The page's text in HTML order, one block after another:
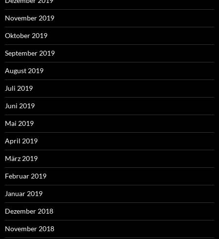
November 2019
Oktober 2019
September 2019
August 2019
Juli 2019
Juni 2019
Mai 2019
April 2019
März 2019
Februar 2019
Januar 2019
Dezember 2018
November 2018